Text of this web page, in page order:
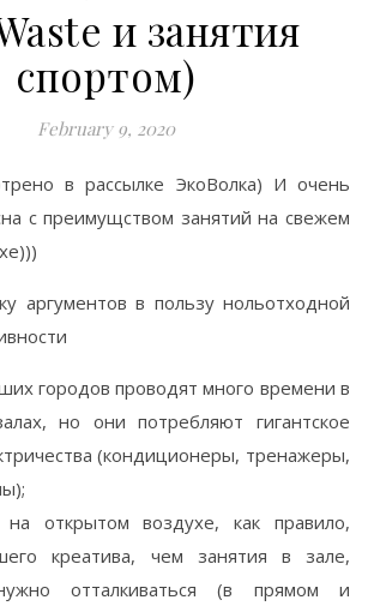
и занятия
спортом)
February 9, 2020
в рассылке ЭкоВолка) И очень
с преимущством занятий на свежем
аргументов в пользу нольотходной
городов проводят много времени в
но они потребляют гигантское
(кондиционеры, тренажеры,
открытом воздухе, как правило,
креатива, чем занятия в зале,
отталкиваться (в прямом и